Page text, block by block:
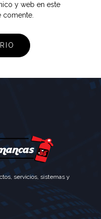
y web en este
comente.
servicios, sistemas y